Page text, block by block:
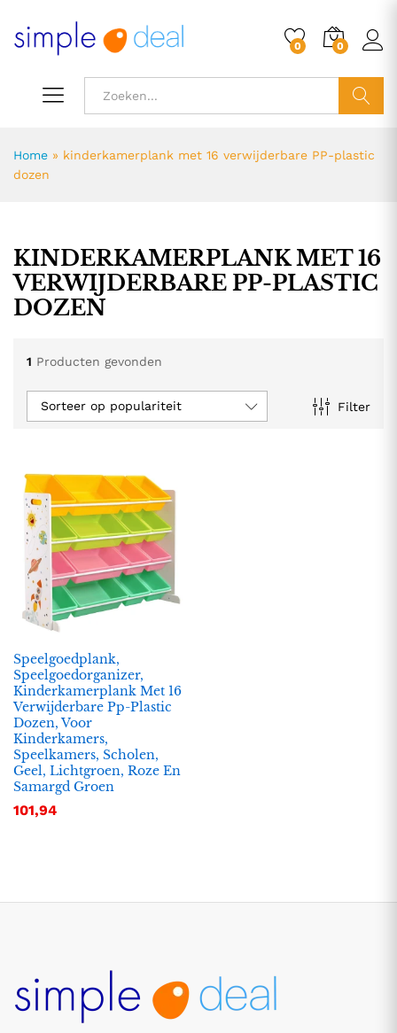
0 0
Home » kinderkamerplank met 16 verwijderbare PP-plastic
dozen
KINDERKAMERPLANK MET 16
VERWIJDERBARE PP-PLASTIC
DOZEN
1 Producten gevonden
Filter
Sorteer op populariteit
Speelgoedplank,
Speelgoedorganizer,
Kinderkamerplank Met 16
Verwijderbare Pp-Plastic
Dozen, Voor
Kinderkamers,
Speelkamers, Scholen,
Geel, Lichtgroen, Roze En
Samargd Groen
101,94